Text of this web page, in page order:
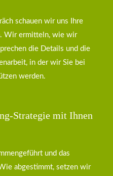
schauen wir uns Ihre
Wir ermitteln, wie wir
die Details und die
in der wir Sie bei
werden.
Strategie mit Ihnen
und das
abgestimmt, setzen wir